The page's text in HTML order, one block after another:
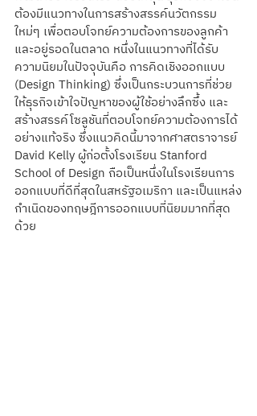
ต้องมีแนวทางในการสร้างสรรค์นวัตกรรม
ใหม่ๆ เพื่อตอบโจทย์ความต้องการของลูกค้า
และอยู่รอดในตลาด หนึ่งในแนวทางที่ได้รับ
ความนิยมในปัจจุบันคือ การคิดเชิงออกแบบ
(Design Thinking) ซึ่งเป็นกระบวนการที่ช่วย
ให้ธุรกิจเข้าใจปัญหาของผู้ใช้อย่างลึกซึ้ง และ
สร้างสรรค์โซลูชันที่ตอบโจทย์ความต้องการได้
อย่างแท้จริง ซึ่งแนวคิดนี้มาจากศาสตราจารย์
David Kelly ผู้ก่อตั้งโรงเรียน Stanford
School of Design ถือเป็นหนึ่งในโรงเรียนการ
ออกแบบที่ดีที่สุดในสหรัฐอเมริกา และเป็นแหล่ง
กำเนิดของทฤษฎีการออกแบบที่นิยมมากที่สุด
ด้วย